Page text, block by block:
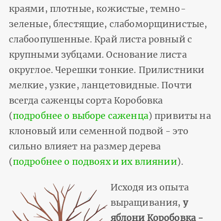
краями, плотные, кожистые, темно-
зеленые, блестящие, слабоморщинистые,
слабоопушенные. Край листа ровный с
крупными зубцами. Основание листа
округлое. Черешки тонкие. Прилистники
мелкие, узкие, ланцетовидные. Почти
всегда саженцы сорта Коробовка
(подробнее о выборе саженца) привиты на
клоновый или семенной подвой - это
сильно влияет на размер дерева
(подробнее о подвоях и их влиянии).
Исходя из опыта
выращивания, у
яблони Коробовка -